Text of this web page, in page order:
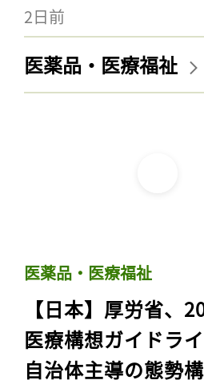
2日前
医薬品・医療福祉
医薬品・医療福祉
【日本】厚労省、
医療構想ガイドライ
自治体主導の態勢
記事を